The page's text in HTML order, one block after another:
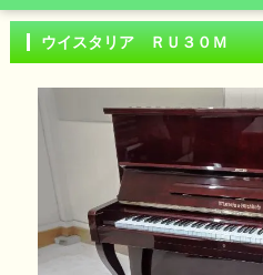
ウイスタリア ＲＵ３０Ｍ